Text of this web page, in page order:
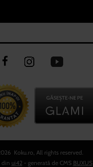
Koku.ro, All rights reserved.
din ui42 - generată de CMS BUXUS